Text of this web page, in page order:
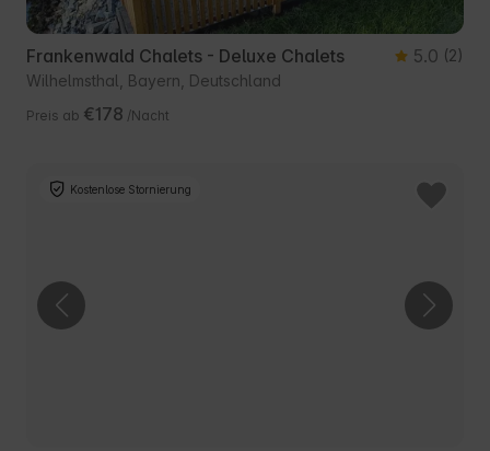
Frankenwald Chalets - Deluxe Chalets 5.0 (2)
Wilhelmsthal, Bayern, Deutschland
Preis ab €178 /Nacht
Kostenlose Stornierung